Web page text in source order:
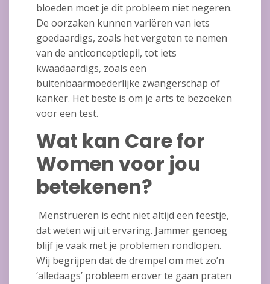
bloeden moet je dit probleem niet negeren.
De oorzaken kunnen variëren van iets
goedaardigs, zoals het vergeten te nemen
van de anticonceptiepil, tot iets
kwaadaardigs, zoals een
buitenbaarmoederlijke zwangerschap of
kanker. Het beste is om je arts te bezoeken
voor een test.
Wat kan Care for
Women voor jou
betekenen?
Menstrueren is echt niet altijd een feestje,
dat weten wij uit ervaring. Jammer genoeg
blijf je vaak met je problemen rondlopen.
Wij begrijpen dat de drempel om met zo’n
‘alledaags’ probleem erover te gaan praten